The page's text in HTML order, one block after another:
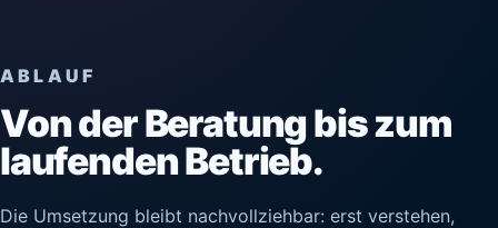
ABLAUF
Von der Beratung bis zum
laufenden Betrieb.
Die Umsetzung bleibt nachvollziehbar: erst verstehen,